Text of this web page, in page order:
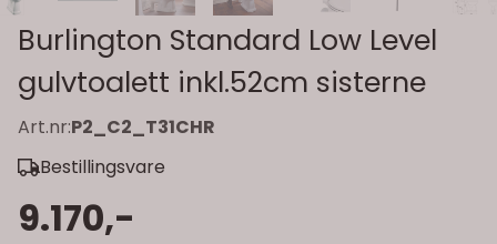
Burlington Standard Low Level
gulvtoalett inkl.52cm sisterne
Art.nr:P2_C2_T31CHR
Bestillingsvare
9.170,-